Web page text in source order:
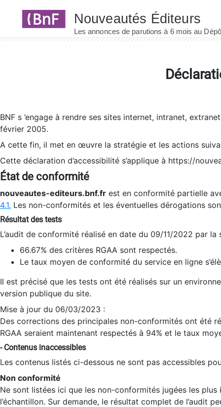
BNF s ’engage à rendre ses sites internet, intranet,
février 2005.
A cette fin, il met en œuvre la stratégie et les actions
Cette déclaration d’accessibilité s’applique à https://
État de conformité
nouveautes-editeurs.bnf.fr est en conformité partielle
4.1. Les non-conformités et les éventuelles dérogations
Résultat des tests
L’audit de conformité réalisé en date du 09/11/2022 par
66.67% des critères RGAA sont respectés.
Le taux moyen de conformité du service en ligne
Il est précisé que les tests ont été réalisés sur un
version publique du site.
Mise à jour du 06/03/2023 :
Des corrections des principales non-conformités ont été
RGAA seraient maintenant respectés à 94% et le taux
- Contenus inaccessibles
Les contenus listés ci-dessous ne sont pas accessibles
Non conformité
Ne sont listées ici que les non-conformités jugées les
l’échantillon. Sur demande, le résultat complet de l’audit